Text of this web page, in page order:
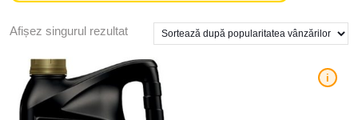
Afișez singurul rezultat
i